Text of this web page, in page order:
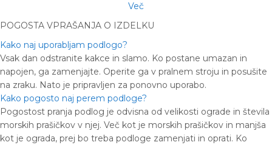
Več
POGOSTA VPRAŠANJA O IZDELKU
Kako naj uporabljam podlogo?
Vsak dan odstranite kakce in slamo. Ko postane umazan in
napojen, ga zamenjajte. Operite ga v pralnem stroju in posušite
na zraku. Nato je pripravljen za ponovno uporabo.
Kako pogosto naj perem podloge?
Pogostost pranja podlog je odvisna od velikosti ograde in števila
morskih prašičkov v njej. Več kot je morskih prašičkov in manjša
kot je ograda, prej bo treba podloge zamenjati in oprati. Ko